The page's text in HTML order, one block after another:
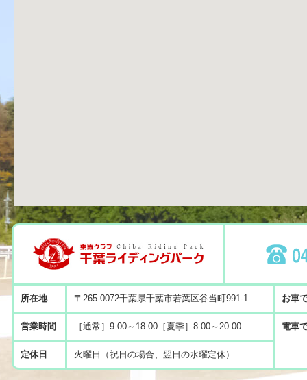
所在地 〒265-0072千葉県千葉市若葉区谷当町991-1 お車
営業時間 ［通常］9:00～18:00［夏季］8:00～20:00 電車
定休日 火曜日（祝日の場合、翌日の水曜定休）